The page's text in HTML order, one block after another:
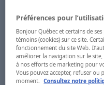
Préférences pour
Bonjour Québec et certains de
témoins (cookies) sur ce site.
fonctionnement du site Web.
améliorer la navigation sur le
à nos efforts de marketing pour
Vous pouvez accepter, refuser ou
moment.
Consultez notre